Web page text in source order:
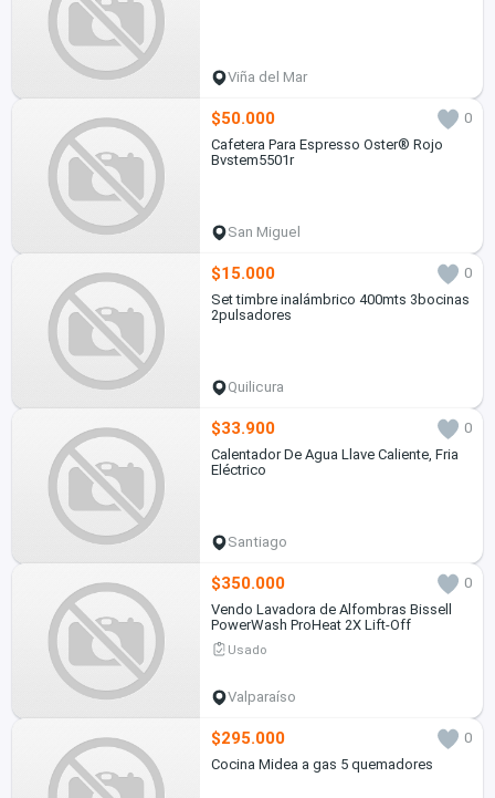
Viña del Mar
$50.000
0
Cafetera Para Espresso Oster® Rojo
Bvstem5501r
San Miguel
$15.000
0
Set timbre inalámbrico 400mts 3bocinas
2pulsadores
Quilicura
$33.900
0
Calentador De Agua Llave Caliente, Fria
Eléctrico
Santiago
$350.000
0
Vendo Lavadora de Alfombras Bissell
PowerWash ProHeat 2X Lift-Off
Usado
Valparaíso
$295.000
0
Cocina Midea a gas 5 quemadores